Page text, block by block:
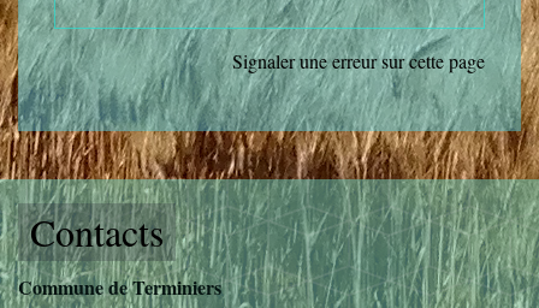
Signaler une erreur sur cette page
Contacts
Commune de Terminiers